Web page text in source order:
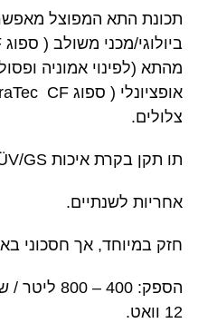
תכונת התא המפוצל
ביולוגי/מכני משולב ( ספוג
מהתא (לפינוי אמוניה
אופציונלי ( ספוג
צלולים.
תו תקן בקרת איכות TÜV/GS אישור CE.
אחריות לשנתיים.
חזק במיוחד, אך חסכוני
12 וואט.